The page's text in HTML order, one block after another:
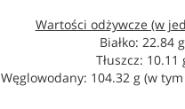
Wartości odżywcze (w
Białko: 22.84 g
Tłuszcz: 10.11
Węglowodany: 104.32 g (w